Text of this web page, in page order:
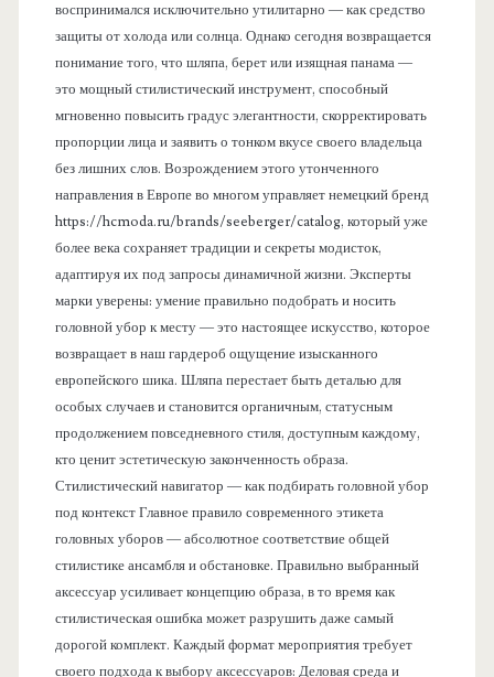
воспринимался исключительно утилитарно — как средство
защиты от холода или солнца. Однако сегодня возвращается
понимание того, что шляпа, берет или изящная панама —
это мощный стилистический инструмент, способный
мгновенно повысить градус элегантности, скорректировать
пропорции лица и заявить о тонком вкусе своего владельца
без лишних слов. Возрождением этого утонченного
направления в Европе во многом управляет немецкий бренд
https://hcmoda.ru/brands/seeberger/catalog, который уже
более века сохраняет традиции и секреты модисток,
адаптируя их под запросы динамичной жизни. Эксперты
марки уверены: умение правильно подобрать и носить
головной убор к месту — это настоящее искусство, которое
возвращает в наш гардероб ощущение изысканного
европейского шика. Шляпа перестает быть деталью для
особых случаев и становится органичным, статусным
продолжением повседневного стиля, доступным каждому,
кто ценит эстетическую законченность образа.
Стилистический навигатор — как подбирать головной убор
под контекст Главное правило современного этикета
головных уборов — абсолютное соответствие общей
стилистике ансамбля и обстановке. Правильно выбранный
аксессуар усиливает концепцию образа, в то время как
стилистическая ошибка может разрушить даже самый
дорогой комплект. Каждый формат мероприятия требует
своего подхода к выбору аксессуаров: Деловая среда и